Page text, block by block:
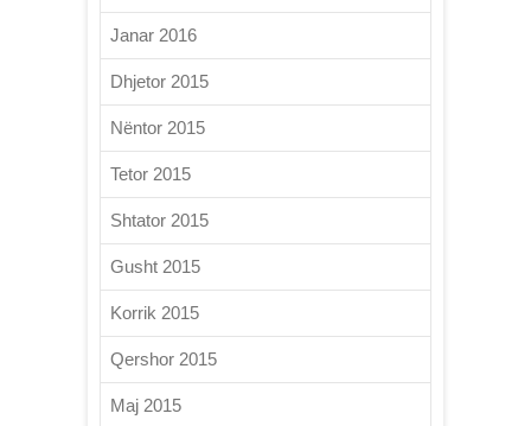
Janar 2016
Dhjetor 2015
Nëntor 2015
Tetor 2015
Shtator 2015
Gusht 2015
Korrik 2015
Qershor 2015
Maj 2015